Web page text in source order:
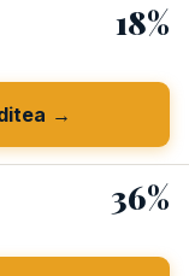
18%
→
36%